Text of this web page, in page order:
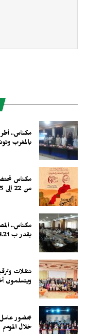
مكناس..
بالمغرب
مكناس
من 22 إلى 25 يوليوز الجاري
يقدر ب 8.21 مليون درهم
تنقلات
ويتسلمون
بحضور عامل
خلال الموسم